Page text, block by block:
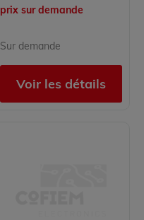
prix sur demande
Sur demande
Voir les détails